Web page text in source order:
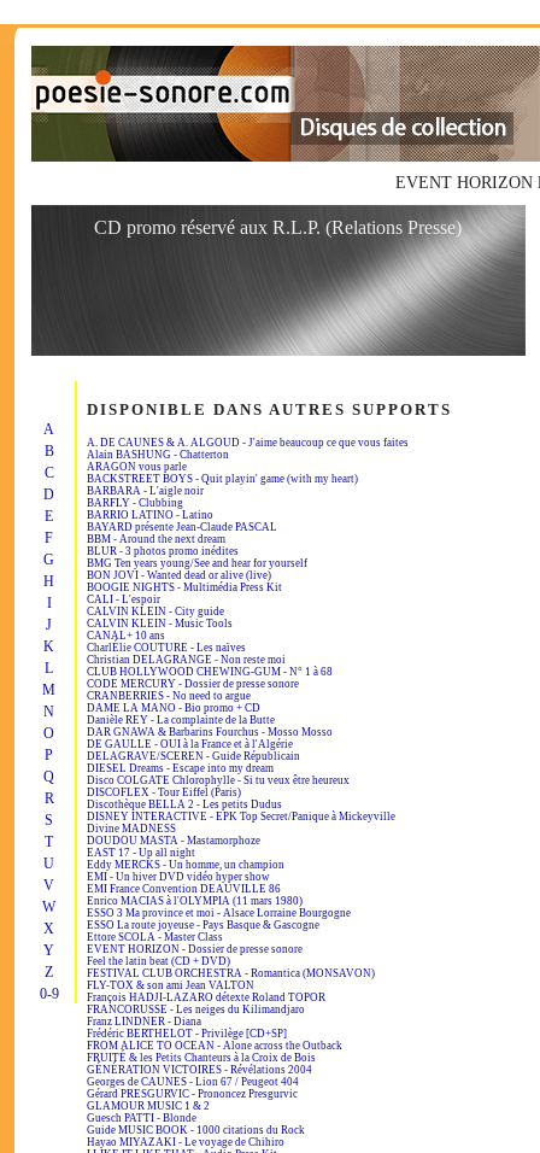
EVENT HORIZON
CD promo réservé aux R.L.P. (Relations Presse)
A
B
C
D
E
F
G
H
I
J
K
L
M
N
O
P
Q
R
S
T
U
V
W
X
Y
Z
0-9
DISPONIBLE DANS AUTRES SUPPORTS
A. DE CAUNES & A. ALGOUD - J'aime beaucoup ce que vous faites
Alain BASHUNG - Chatterton
ARAGON vous parle
BACKSTREET BOYS - Quit playin' game (with my heart)
BARBARA - L'aigle noir
BARFLY - Clubbing
BARRIO LATINO - Latino
BAYARD présente Jean-Claude PASCAL
BBM - Around the next dream
BLUR - 3 photos promo inédites
BMG Ten years young/See and hear for yourself
BON JOVI - Wanted dead or alive (live)
BOOGIE NIGHTS - Multimédia Press Kit
CALI - L'espoir
CALVIN KLEIN - City guide
CALVIN KLEIN - Music Tools
CANAL+ 10 ans
CharlÉlie COUTURE - Les naïves
Christian DELAGRANGE - Non reste moi
CLUB HOLLYWOOD CHEWING-GUM - N° 1 à 68
CODE MERCURY - Dossier de presse sonore
CRANBERRIES - No need to argue
DAME LA MANO - Bio promo + CD
Danièle REY - La complainte de la Butte
DAR GNAWA & Barbarins Fourchus - Mosso Mosso
DE GAULLE - OUI à la France et à l'Algérie
DELAGRAVE/SCEREN - Guide Républicain
DIESEL Dreams - Escape into my dream
Disco COLGATE Chlorophylle - Si tu veux être heureux
DISCOFLEX - Tour Eiffel (Paris)
Discothèque BELLA 2 - Les petits Dudus
DISNEY INTERACTIVE - EPK Top Secret/Panique à Mickeyville
Divine MADNESS
DOUDOU MASTA - Mastamorphoze
EAST 17 - Up all night
Eddy MERCKS - Un homme, un champion
EMI - Un hiver DVD vidéo hyper show
EMI France Convention DEAUVILLE 86
Enrico MACIAS à l'OLYMPIA (11 mars 1980)
ESSO 3 Ma province et moi - Alsace Lorraine Bourgogne
ESSO La route joyeuse - Pays Basque & Gascogne
Ettore SCOLA - Master Class
EVENT HORIZON - Dossier de presse sonore
Feel the latin beat (CD + DVD)
FESTIVAL CLUB ORCHESTRA - Romantica (MONSAVON)
FLY-TOX & son ami Jean VALTON
François HADJI-LAZARO détexte Roland TOPOR
FRANCORUSSE - Les neiges du Kilimandjaro
Franz LINDNER - Diana
Frédéric BERTHELOT - Privilège [CD+SP]
FROM ALICE TO OCEAN - Alone across the Outback
FRUITÉ & les Petits Chanteurs à la Croix de Bois
GÉNÉRATION VICTOIRES - Révélations 2004
Georges de CAUNES - Lion 67 / Peugeot 404
Gérard PRESGURVIC - Prononcez Presgurvic
GLAMOUR MUSIC 1 & 2
Guesch PATTI - Blonde
Guide MUSIC BOOK - 1000 citations du Rock
Hayao MIYAZAKI - Le voyage de Chihiro